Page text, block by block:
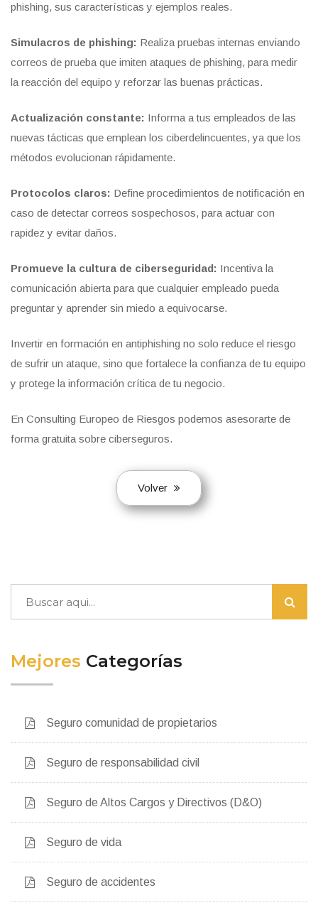
phishing, sus características y ejemplos reales.
Simulacros de phishing: Realiza pruebas internas enviando
correos de prueba que imiten ataques de phishing, para medir
la reacción del equipo y reforzar las buenas prácticas.
Actualización constante: Informa a tus empleados de las
nuevas tácticas que emplean los ciberdelincuentes, ya que los
métodos evolucionan rápidamente.
Protocolos claros: Define procedimientos de notificación en
caso de detectar correos sospechosos, para actuar con
rapidez y evitar daños.
Promueve la cultura de ciberseguridad: Incentiva la
comunicación abierta para que cualquier empleado pueda
preguntar y aprender sin miedo a equivocarse.
Invertir en formación en antiphishing no solo reduce el riesgo
de sufrir un ataque, sino que fortalece la confianza de tu equipo
y protege la información crítica de tu negocio.
En Consulting Europeo de Riesgos podemos asesorarte de
forma gratuita sobre ciberseguros.
Volver
Mejores Categorías
Seguro comunidad de propietarios
Seguro de responsabilidad civil
Seguro de Altos Cargos y Directivos (D&O)
Seguro de vida
Seguro de accidentes